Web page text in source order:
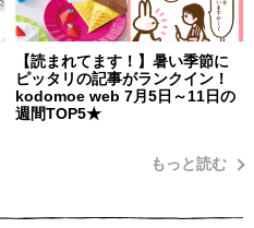
【読まれてます！】暑い季節に
ピッタリの記事がランクイン！
kodomoe web 7月5日～11日の
週間TOP5★
もっと読む